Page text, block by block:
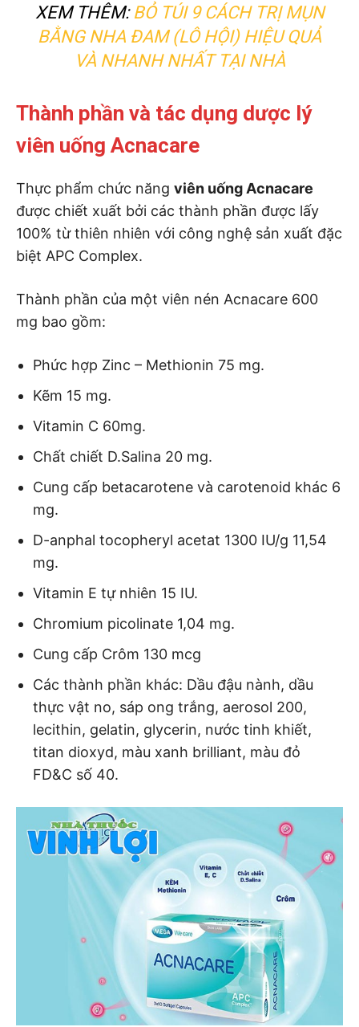
XEM THÊM: BỎ TÚI 9 CÁCH TRỊ MỤN
BẰNG NHA ĐAM (LÔ HỘI) HIỆU QUẢ
VÀ NHANH NHẤT TẠI NHÀ
Thành phần và tác dụng dược lý
viên uống Acnacare
Thực phẩm chức năng viên uống Acnacare
được chiết xuất bởi các thành phần được lấy
100% từ thiên nhiên với công nghệ sản xuất đặc
biệt APC Complex.
Thành phần của một viên nén Acnacare 600
mg bao gồm:
Phức hợp Zinc – Methionin 75 mg.
Kẽm 15 mg.
Vitamin C 60mg.
Chất chiết D.Salina 20 mg.
Cung cấp betacarotene và carotenoid khác 6
mg.
D-anphal tocopheryl acetat 1300 IU/g 11,54
mg.
Vitamin E tự nhiên 15 IU.
Chromium picolinate 1,04 mg.
Cung cấp Crôm 130 mcg
Các thành phần khác: Dầu đậu nành, dầu
thực vật no, sáp ong trắng, aerosol 200,
lecithin, gelatin, glycerin, nước tinh khiết,
titan dioxyd, màu xanh brilliant, màu đỏ
FD&C số 40.